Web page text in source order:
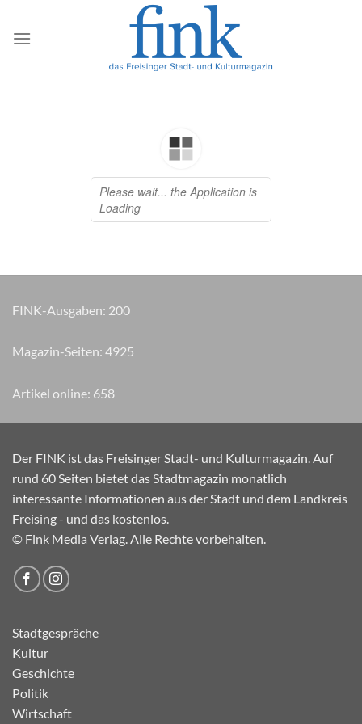
Inhalt
springen
FINK-Ausgaben: 200
Magazin-Seiten: 5010
Artikel online: 658
Der FINK ist das Freisinger Stadt- und Kulturmagazin. Auf
rund 60 Seiten bietet das Stadtmagazin monatlich
interessante Informationen aus der Stadt und dem Landkreis
Freising - und das kostenlos.
© Fink Media Verlag. Alle Rechte vorbehalten.
Stadtgespräche
Kultur
Geschichte
Politik
Wirtschaft